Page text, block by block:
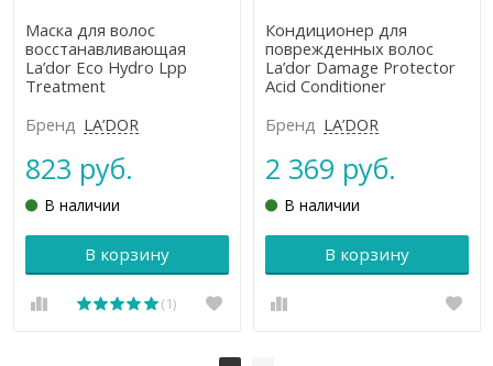
Маска для волос
восстанавливающая
La’dor Eco Hydro Lpp
Treatment
Бренд LA’DOR
823 руб.
В наличии
В корзину
(1)
Кондиционер для
поврежденных волос
La’dor Damage Protector
Acid Conditioner
Бренд LA’DOR
2 369 руб.
В наличии
В корзину